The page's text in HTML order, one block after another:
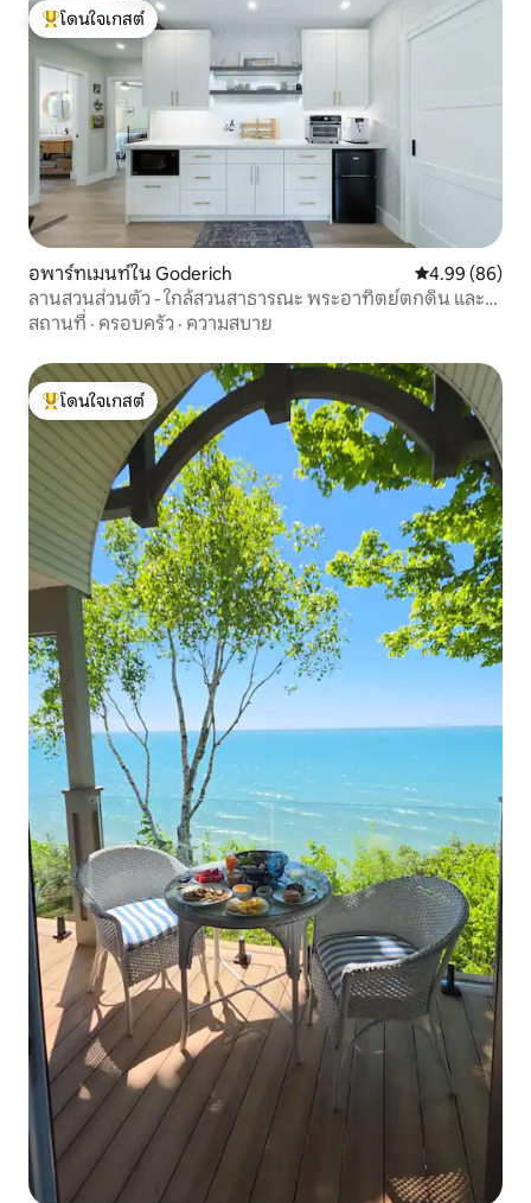
โดนใจเกสต์ที่สุด
โดนใจเกสต์
อพาร์ทเมนท์ใน Goderich คะแนนเฉลี่ย
4.99 (86)
ลานสวนส่วนตัว - ใกล้สวนสาธารณะ พระอาทิตย์ตกดิน และ
ชายหาด
สถานที่ · ครอบครัว · ความสบาย
โดนใจเกสต์ที่สุด
โดนใจเกสต์